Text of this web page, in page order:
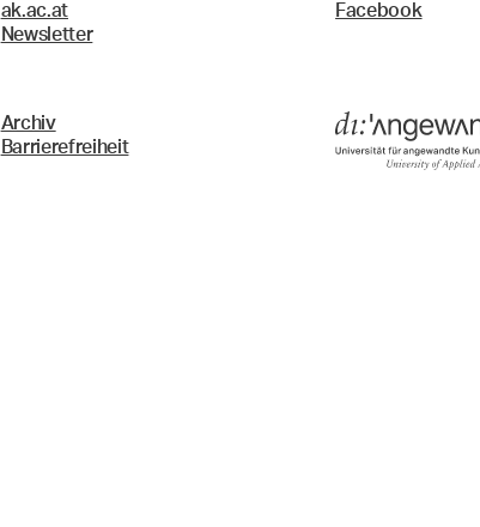
ak.ac.at
Newsletter
Facebook
Archiv
Barrierefreiheit